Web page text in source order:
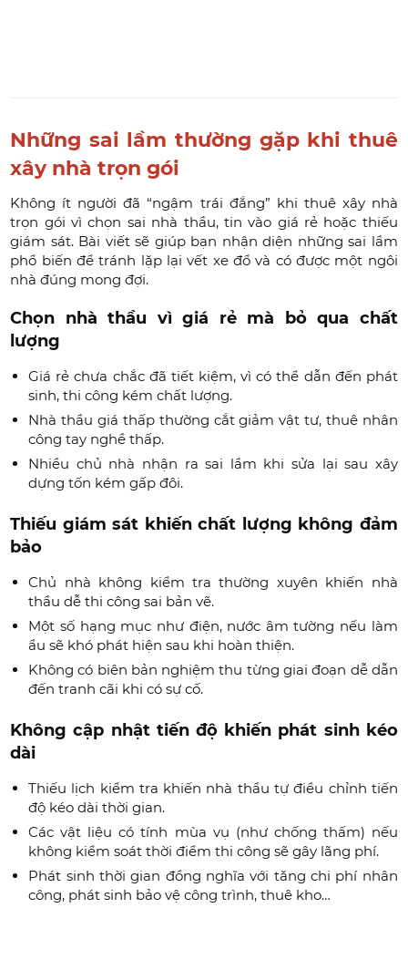
Những sai lầm thường gặp khi thuê
xây nhà trọn gói
Không ít người đã “ngậm trái đắng” khi thuê xây nhà
trọn gói vì chọn sai nhà thầu, tin vào giá rẻ hoặc thiếu
giám sát. Bài viết sẽ giúp bạn nhận diện những sai lầm
phổ biến để tránh lặp lại vết xe đổ và có được một ngôi
nhà đúng mong đợi.
Chọn nhà thầu vì giá rẻ mà bỏ qua chất
lượng
Giá rẻ chưa chắc đã tiết kiệm, vì có thể dẫn đến phát
sinh, thi công kém chất lượng.
Nhà thầu giá thấp thường cắt giảm vật tư, thuê nhân
công tay nghề thấp.
Nhiều chủ nhà nhận ra sai lầm khi sửa lại sau xây
dựng tốn kém gấp đôi.
Thiếu giám sát khiến chất lượng không đảm
bảo
Chủ nhà không kiểm tra thường xuyên khiến nhà
thầu dễ thi công sai bản vẽ.
Một số hạng mục như điện, nước âm tường nếu làm
ẩu sẽ khó phát hiện sau khi hoàn thiện.
Không có biên bản nghiệm thu từng giai đoạn dễ dẫn
đến tranh cãi khi có sự cố.
Không cập nhật tiến độ khiến phát sinh kéo
dài
Thiếu lịch kiểm tra khiến nhà thầu tự điều chỉnh tiến
độ kéo dài thời gian.
Các vật liệu có tính mùa vụ (như chống thấm) nếu
không kiểm soát thời điểm thi công sẽ gây lãng phí.
Phát sinh thời gian đồng nghĩa với tăng chi phí nhân
công, phát sinh bảo vệ công trình, thuê kho…